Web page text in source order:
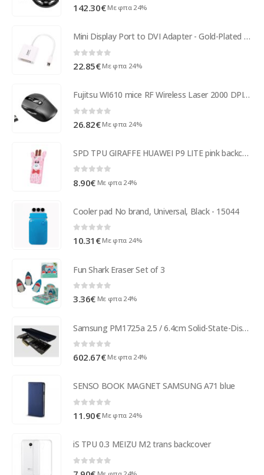
0 out of 5
142.30€ Με φπα 24%
Mini Display Port to DVI Adapter - Gold-Plated - White
0 out of 5
22.85€ Με φπα 24%
Fujitsu WI610 mice RF Wireless Laser 2000 DPI Ambidextrous Black S26381-K460-L100
26.82€ Με φπα 24%
SPD TPU GIRAFFE HUAWEI P9 LITE pink backcover
8.90€ Με φπα 24%
Cooler pad No brand, Universal, Black - 15044
0 out of 5
10.31 € Με φπα 24%
Fun Shark Eraser Set of 3
0 out of 5
3.36€ Με φπα 24%
Samsung PM1725a 2.5 / 6.4cm Solid-State-Disk 1.6TB Intern MZWLL1T6HEHP
0out of 5
602.67€ Με φπα 24%
SENSO BOOK MAGNET SAMSUNG A71 blue
0 out of 5
11.90€ Με φπα 24%
iS TPU 0.3 MEIZU M2 trans backcover